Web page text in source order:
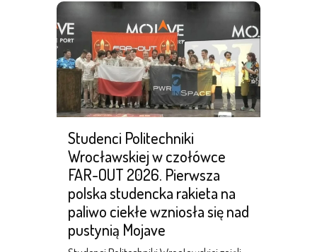
Studenci Politechniki
Wrocławskiej w czołówce
FAR-OUT 2026. Pierwsza
polska studencka rakieta na
paliwo ciekłe wzniosła się nad
pustynią Mojave